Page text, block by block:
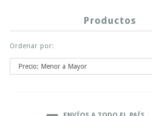
Productos
Ordenar por: